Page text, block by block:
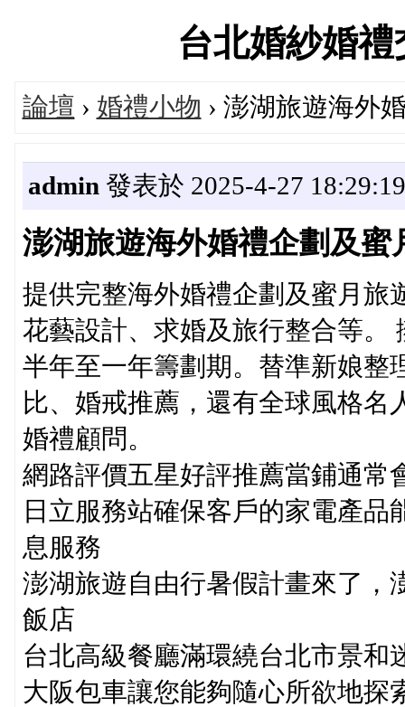
台北婚紗婚
論壇 › 婚禮小物 › 澎湖旅遊海外
admin 發表於 2025-4-27 18:29:19
澎湖旅遊海外婚禮企劃及蜜
提供完整海外婚禮企劃及蜜月旅
花藝設計、求婚及旅行整合等。
半年至一年籌劃期。替準新娘整
比、婚戒推薦，還有全球風格
婚禮顧問。
網路評價五星好評推薦當鋪通常
日立服務站確保客戶的家電產
息服務
澎湖旅遊自由行暑假計畫來了，
飯店
台北高級餐廳滿環繞台北市景和
大阪包車讓您能夠隨心所欲地探